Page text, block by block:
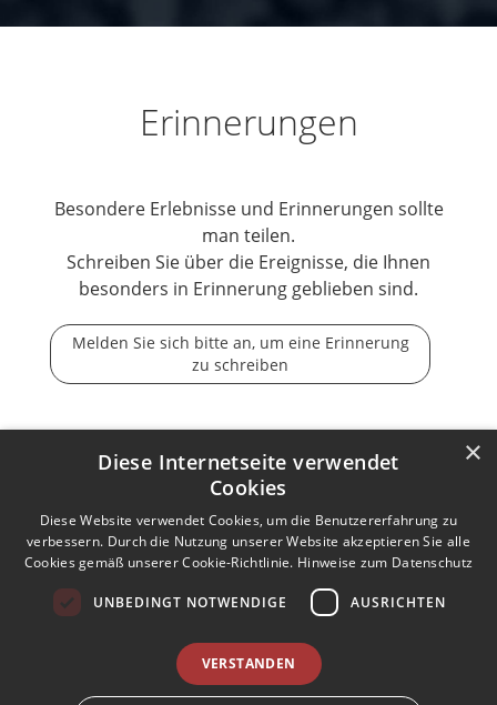
Erinnerungen
Besondere Erlebnisse und Erinnerungen sollte
man teilen.
Schreiben Sie über die Ereignisse, die Ihnen
besonders in Erinnerung geblieben sind.
Melden Sie sich bitte an, um eine Erinnerung
zu schreiben
Der Tod ist nicht das Ende, nicht die Vergänglichkeit,
Kontakt zum Autor aufnehmen Missbrauch melden
Nutzungsbedingungen Datenschutz
Barriere melden
I
m
Accessibility-Modus aktivieren
IKontrastmodus aktivieren
×
Diese Internetseite verwendet
Cookies
Diese Website verwendet Cookies, um die Benutzererfahrung zu
verbessern. Durch die Nutzung unserer Website akzeptieren Sie alle
Cookies gemäß unserer Cookie-Richtlinie. Hinweise zum Datenschutz
UNBEDINGT NOTWENDIGE AUSRICHTEN
VERSTANDEN